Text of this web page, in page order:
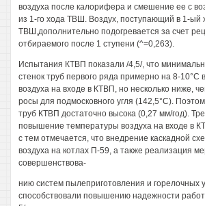
воздуха после калорифера и смешение ее с
из 1-го хода ТВШ. Воздух, поступающий в 1-ый
ТВШ,дополнительно подогревается за счет
отбираемого после 1 ступени (^=0,263).
Испытания КТВП показали /4,5/, что
стенок труб первого ряда примерно на 8-
воздуха на входе в КТВП, но несколько ниже,
росы для подмосковного угля (142,5°С).
труб КТВП достаточно высока (0,27 мм/год).
повышение температуры воздуха на входе в
с тем отмечается, что внедрение каскадной
воздуха на котлах П-59, а также реализация
совершенствова-
нию систем пылеприготовления и горелочных
способствовали повышению надежности